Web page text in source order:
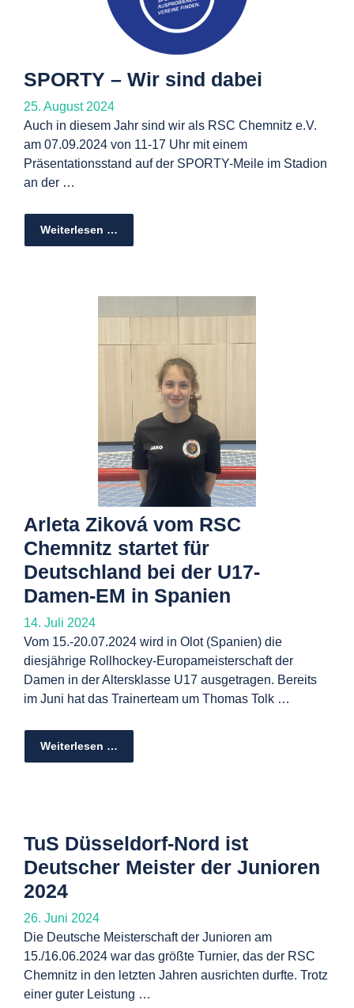
SPORTY – Wir sind dabei
25. August 2024
Auch in diesem Jahr sind wir als RSC Chemnitz e.V.
am 07.09.2024 von 11-17 Uhr mit einem
Präsentationsstand auf der SPORTY-Meile im Stadion
an der …
Weiterlesen …
Arleta Ziková vom RSC
Chemnitz startet für
Deutschland bei der U17-
Damen-EM in Spanien
14. Juli 2024
Vom 15.-20.07.2024 wird in Olot (Spanien) die
diesjährige Rollhockey-Europameisterschaft der
Damen in der Altersklasse U17 ausgetragen. Bereits
im Juni hat das Trainerteam um Thomas Tolk …
Weiterlesen …
TuS Düsseldorf-Nord ist
Deutscher Meister der Junioren
2024
26. Juni 2024
Die Deutsche Meisterschaft der Junioren am
15./16.06.2024 war das größte Turnier, das der RSC
Chemnitz in den letzten Jahren ausrichten durfte. Trotz
einer guter Leistung …